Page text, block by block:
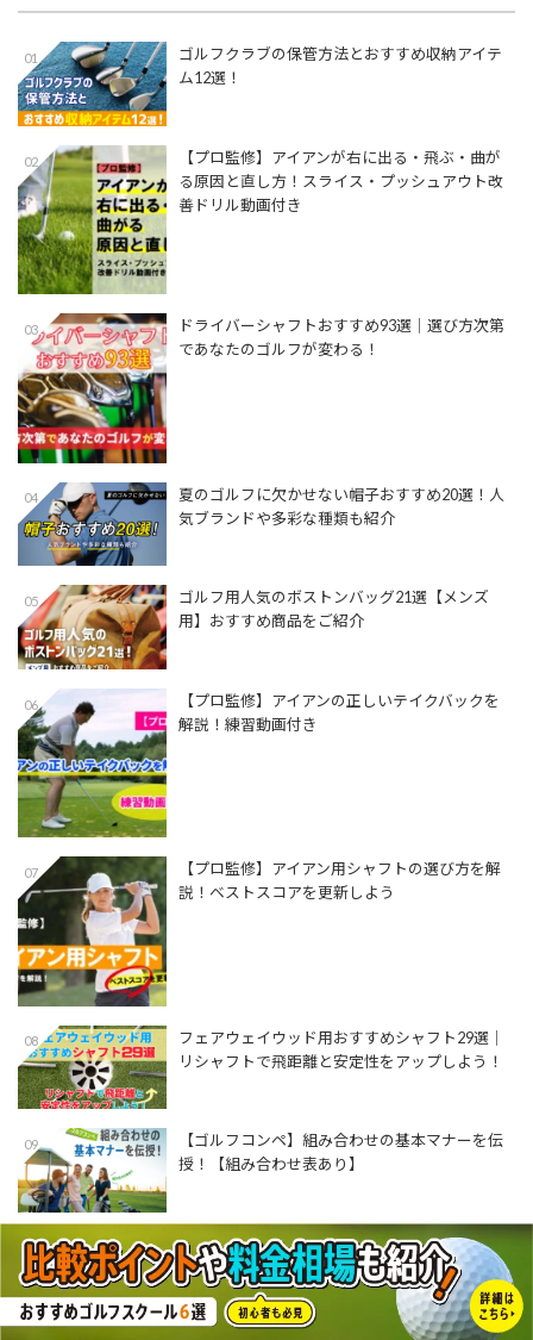
01
ゴルフクラブの保管方法とおすすめ収納アイテ
ム12選！
02
【プロ監修】アイアンが右に出る・飛ぶ・曲が
る原因と直し方！スライス・プッシュアウト改
善ドリル動画付き
03
ドライバーシャフトおすすめ93選│選び方次第
であなたのゴルフが変わる！
04
夏のゴルフに欠かせない帽子おすすめ20選！人
気ブランドや多彩な種類も紹介
05
ゴルフ用人気のボストンバッグ21選【メンズ
用】おすすめ商品をご紹介
06
【プロ監修】アイアンの正しいテイクバックを
解説！練習動画付き
07
【プロ監修】アイアン用シャフトの選び方を解
説！ベストスコアを更新しよう
08
フェアウェイウッド用おすすめシャフト29選│
リシャフトで飛距離と安定性をアップしよう！
09
【ゴルフコンペ】組み合わせの基本マナーを伝
授！【組み合わせ表あり】
010
ユーティリティ用おすすめシャフト17選│自分
に合った万能クラブにするための選び方